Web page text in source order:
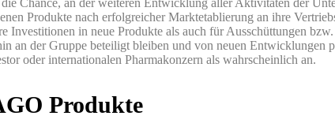
Produkte nach erfolgreicher Marktetablierung an ihre
in neue Produkte als auch für Ausschüttungen
an der Gruppe beteiligt bleiben und von neuen Entwicklungen
oder internationalen Pharmakonzern als wahrscheinlich an.
Produkte